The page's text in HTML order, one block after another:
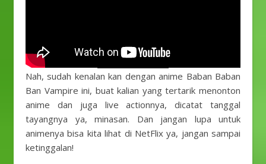
Nah, sudah kenalan kan dengan anime Baban Baban
Ban Vampire ini, buat kalian yang tertarik menonton
anime dan juga live actionnya, dicatat tanggal
tayangnya ya, minasan. Dan jangan lupa untuk
animenya bisa kita lihat di NetFlix ya, jangan sampai
ketinggalan!